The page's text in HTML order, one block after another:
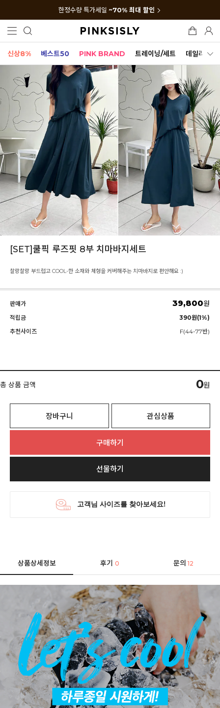
한정수량 특가세일 ~70% 최대 할인
신상8% 베스트50 PINK BRAND 트레이닝/세트 데일리세트
[SET]쿨픽 루즈핏 8부 치마바지세트
찰랑찰랑 부드럽고 COOL-한 소재와 체형을 커버해주는 치마바지로 편안해요 :)
판매가 39,800원
적립금
390원(1%)
추천사이즈
F(44-77반)
총 상품 금액 0원
장바구니 관심상품
구매하기
선물하기
상품상세정보 후기0 문의 12